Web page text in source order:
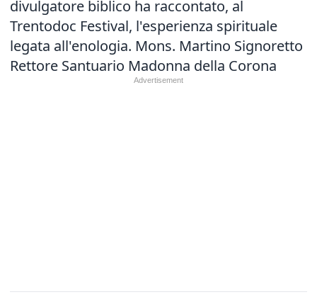
divulgatore biblico ha raccontato, al
Trentodoc Festival, l'esperienza spirituale
legata all'enologia. Mons. Martino Signoretto
Rettore Santuario Madonna della Corona